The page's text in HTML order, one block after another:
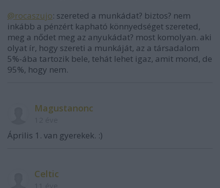
@rocaszujo: szereted a munkádat? biztos? nem
inkább a pénzért kapható könnyedséget szereted,
meg a nődet meg az anyukádat? most komolyan. aki
olyat ír, hogy szereti a munkáját, az a társadalom
5%-ába tartozik bele, tehát lehet igaz, amit mond, de
95%, hogy nem.
Magustanonc
Április 1. van gyerekek. :)
Celtic